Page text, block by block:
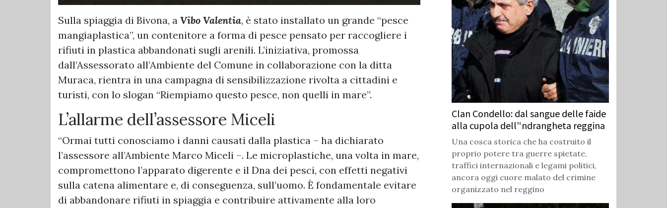
Sulla spiaggia di Bivona, a Vibo Valentia, è stato installato un grande “pesce
mangiaplastica”, un contenitore a forma di pesce pensato per raccogliere i
rifiuti in plastica abbandonati sugli arenili. L’iniziativa, promossa
dall’Assessorato all’Ambiente del Comune in collaborazione con la ditta
Muraca, rientra in una campagna di sensibilizzazione rivolta a cittadini e
turisti, con lo slogan “Riempiamo questo pesce, non quelli in mare”.
L’allarme dell’assessore Miceli
“Ormai tutti conosciamo i danni causati dalla plastica – ha dichiarato
l’assessore all’Ambiente Marco Miceli –. Le microplastiche, una volta in mare,
compromettono l’apparato digerente e il Dna dei pesci, con effetti negativi
sulla catena alimentare e, di conseguenza, sull’uomo. È fondamentale evitare
di abbandonare rifiuti in spiaggia e contribuire attivamente alla loro
Clan Condello: dal sangue delle faide
alla cupola dell’‘ndrangheta reggina
Una cosca storica che ha costruito il
proprio potere tra guerre spietate,
traffici internazionali e legami politici,
ancora oggi cuore malato del crimine
organizzato nel reggino